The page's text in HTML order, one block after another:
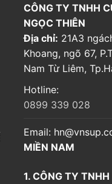
CÔNG TY TNHH
NGỌC THIÊN
Địa chỉ: 21A3
Khoang, ngõ 67,
Nam Từ Liêm,
Hotline:
0899 339 028
Email:
MIỀN NAM
1. CÔNG TY